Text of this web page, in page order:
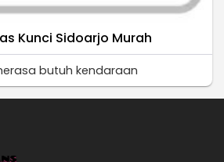
Kunci Sidoarjo Murah
butuh kendaraan